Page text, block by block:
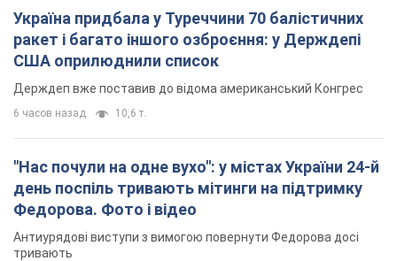
Україна придбала у Туреччини 70 балістичних
ракет і багато іншого озброєння: у Держдепі
США оприлюднили список
Держдеп вже поставив до відома американський Конгрес
6 часов назад 10,6 т.
"Нас почули на одне вухо": у містах України 24-й
день поспіль тривають мітинги на підтримку
Федорова. Фото і відео
Антиурядові виступи з вимогою повернути Федорова досі
тривають